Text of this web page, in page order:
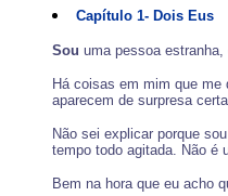
Capítulo 1- Dois Eus
Sou uma pessoa
Há coisas em mim que
aparecem de surpresa
Não sei explicar porque
tempo todo agitada. Não é
Bem na hora que eu acho